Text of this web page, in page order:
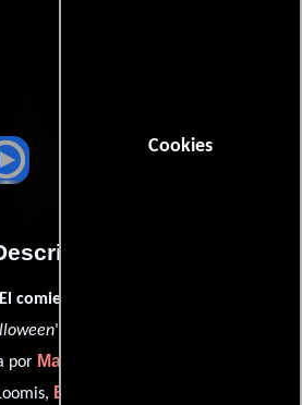
Cookies
comienzo
", está dirigida por
por Malcolm McDowell
Brad Dourif